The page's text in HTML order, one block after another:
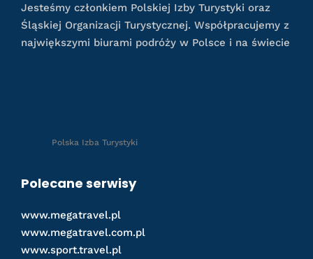
Jesteśmy członkiem Polskiej Izby Turystyki oraz
Śląskiej Organizacji Turystycznej. Współpracujemy z
największymi biurami podróży w Polsce i na świecie
Polska Izba Turystyki
Polecane serwisy
www.megatravel.pl
www.megatravel.com.pl
www.sport.travel.pl